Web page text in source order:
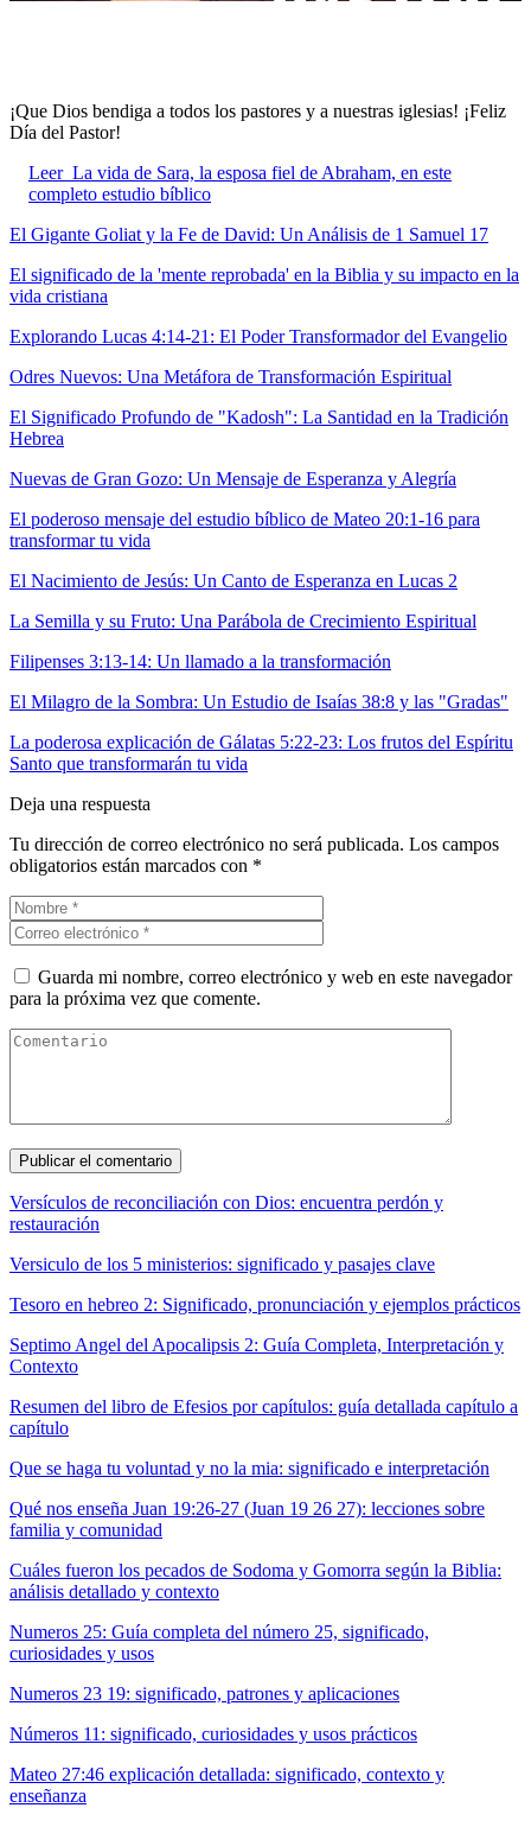
¡Que Dios bendiga a todos los pastores y a nuestras iglesias! ¡Feliz
Día del Pastor!
Leer La vida de Sara, la esposa fiel de Abraham, en este
completo estudio bíblico
El Gigante Goliat y la Fe de David: Un Análisis de 1 Samuel 17
El significado de la 'mente reprobada' en la Biblia y su impacto en la
vida cristiana
Explorando Lucas 4:14-21: El Poder Transformador del Evangelio
Odres Nuevos: Una Metáfora de Transformación Espiritual
El Significado Profundo de "Kadosh": La Santidad en la Tradición
Hebrea
Nuevas de Gran Gozo: Un Mensaje de Esperanza y Alegría
El poderoso mensaje del estudio bíblico de Mateo 20:1-16 para
transformar tu vida
El Nacimiento de Jesús: Un Canto de Esperanza en Lucas 2
La Semilla y su Fruto: Una Parábola de Crecimiento Espiritual
Filipenses 3:13-14: Un llamado a la transformación
El Milagro de la Sombra: Un Estudio de Isaías 38:8 y las "Gradas"
La poderosa explicación de Gálatas 5:22-23: Los frutos del Espíritu
Santo que transformarán tu vida
Deja una respuesta
Tu dirección de correo electrónico no será publicada. Los campos
obligatorios están marcados con *
Guarda mi nombre, correo electrónico y web en este navegador
para la próxima vez que comente.
Versículos de reconciliación con Dios: encuentra perdón y
restauración
Versiculo de los 5 ministerios: significado y pasajes clave
Tesoro en hebreo 2: Significado, pronunciación y ejemplos prácticos
Septimo Angel del Apocalipsis 2: Guía Completa, Interpretación y
Contexto
Resumen del libro de Efesios por capítulos: guía detallada capítulo a
capítulo
Que se haga tu voluntad y no la mia: significado e interpretación
Qué nos enseña Juan 19:26-27 (Juan 19 26 27): lecciones sobre
familia y comunidad
Cuáles fueron los pecados de Sodoma y Gomorra según la Biblia:
análisis detallado y contexto
Numeros 25: Guía completa del número 25, significado,
curiosidades y usos
Numeros 23 19: significado, patrones y aplicaciones
Números 11: significado, curiosidades y usos prácticos
Mateo 27:46 explicación detallada: significado, contexto y
enseñanza